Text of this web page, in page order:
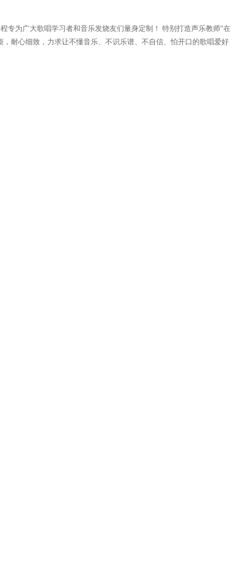
专为广大歌唱学习者和音乐发烧友们量身定制！ 特别打造声乐教师“在
耐心细致，力求让不懂音乐、不识乐谱、不自信、怕开口的歌唱爱好